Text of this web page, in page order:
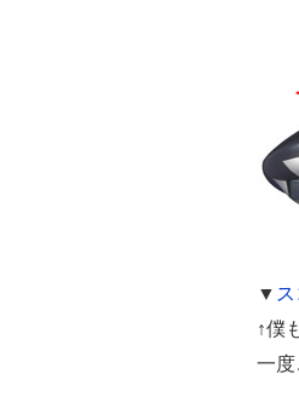
▼
↑僕
一度